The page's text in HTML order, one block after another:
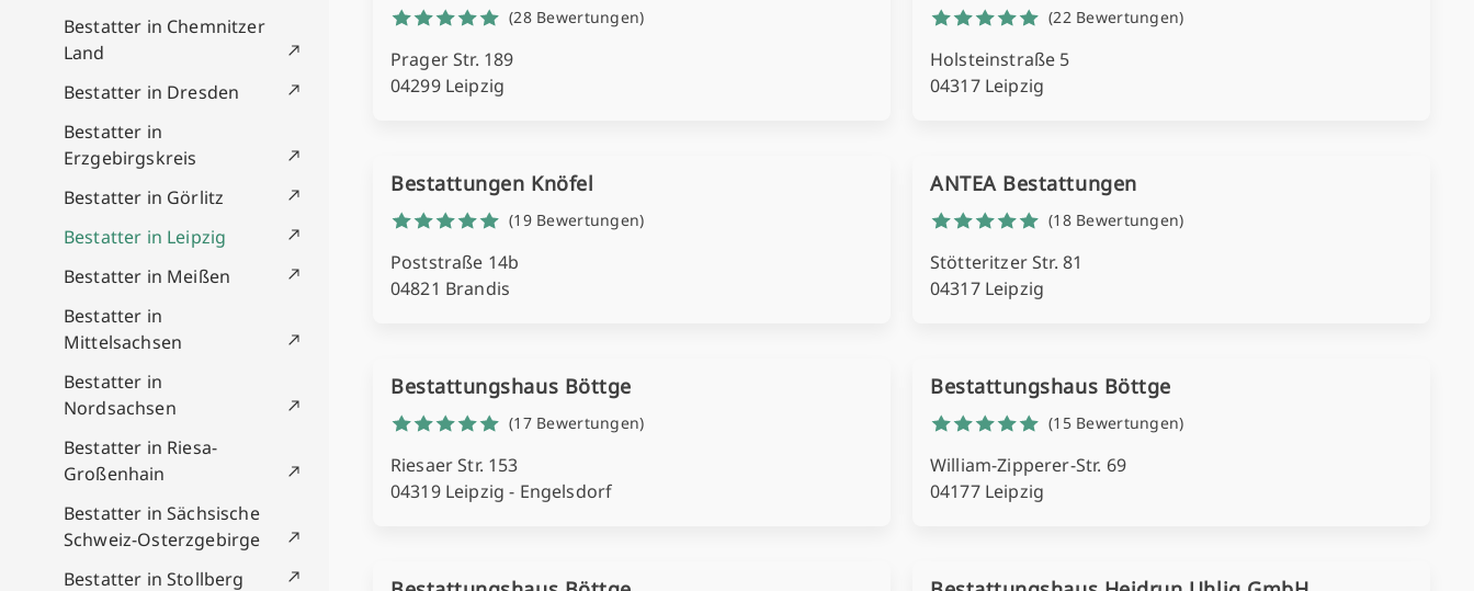
Bestatter in Chemnitzer
Land
Bestatter in Dresden
Bestatter in
Erzgebirgskreis
Bestatter in Görlitz
Bestatter in Leipzig
Bestatter in Meißen
Bestatter in
Mittelsachsen
Bestatter in
Nordsachsen
Bestatter in Riesa-
Großenhain
Bestatter in Sächsische
Schweiz-Osterzgebirge
Bestatter in Stollberg
(28 Bewertungen)
Prager Str. 189
04299 Leipzig
(22 Bewertungen)
Holsteinstraße 5
04317 Leipzig
Bestattungen Knöfel
(19 Bewertungen)
Poststraße 14b
04821 Brandis
ANTEA Bestattungen
(18 Bewertungen)
Stötteritzer Str. 81
04317 Leipzig
Bestattungshaus Böttge
(17 Bewertungen)
Riesaer Str. 153
04319 Leipzig - Engelsdorf
Bestattungshaus Böttge
(15 Bewertungen)
William-Zipperer-Str. 69
04177 Leipzig